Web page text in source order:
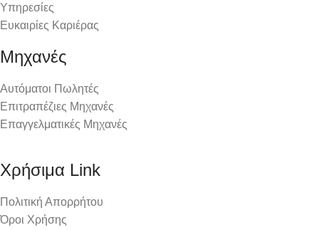
Υπηρεσίες
Ευκαιρίες Καριέρας
Μηχανές
Αυτόματοι Πωλητές
Επιτραπέζιες Μηχανές
Επαγγελματικές Μηχανές
Χρήσιμα Link
Πολιτική Απορρήτου
Όροι Χρήσης